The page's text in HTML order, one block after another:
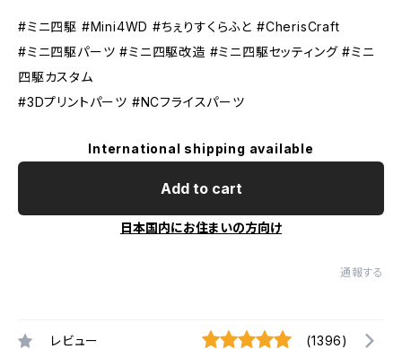
#ミニ四駆 #Mini4WD #ちぇりすくらふと #CherisCraft
#ミニ四駆パーツ #ミニ四駆改造 #ミニ四駆セッティング #ミニ
四駆カスタム
#3Dプリントパーツ #NCフライスパーツ
International shipping available
Add to cart
日本国内にお住まいの方向け
通報する
レビュー (1396)